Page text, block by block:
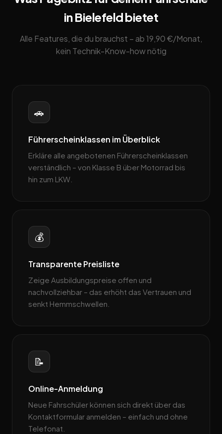
in Bielefeld bietet
Alle Features, die du brauchst – ab 19,90 €/Monat,
kein Technik-Know-how nötig
🚗
Führerscheinklassen im Überblick
Erkläre alle angebotenen Führerscheinklassen
verständlich – von Klasse B über Motorrad bis
hin zum LKW.
💰
Transparente Preisliste
Zeige Ausbildungspreise offen und
nachvollziehbar – das erhöht das Vertrauen und
senkt Hemmschwellen.
📝
Online-Anmeldung
Neue Fahrschüler können sich direkt über das
Kontaktformular anmelden – einfach und ohne
Telefonat.